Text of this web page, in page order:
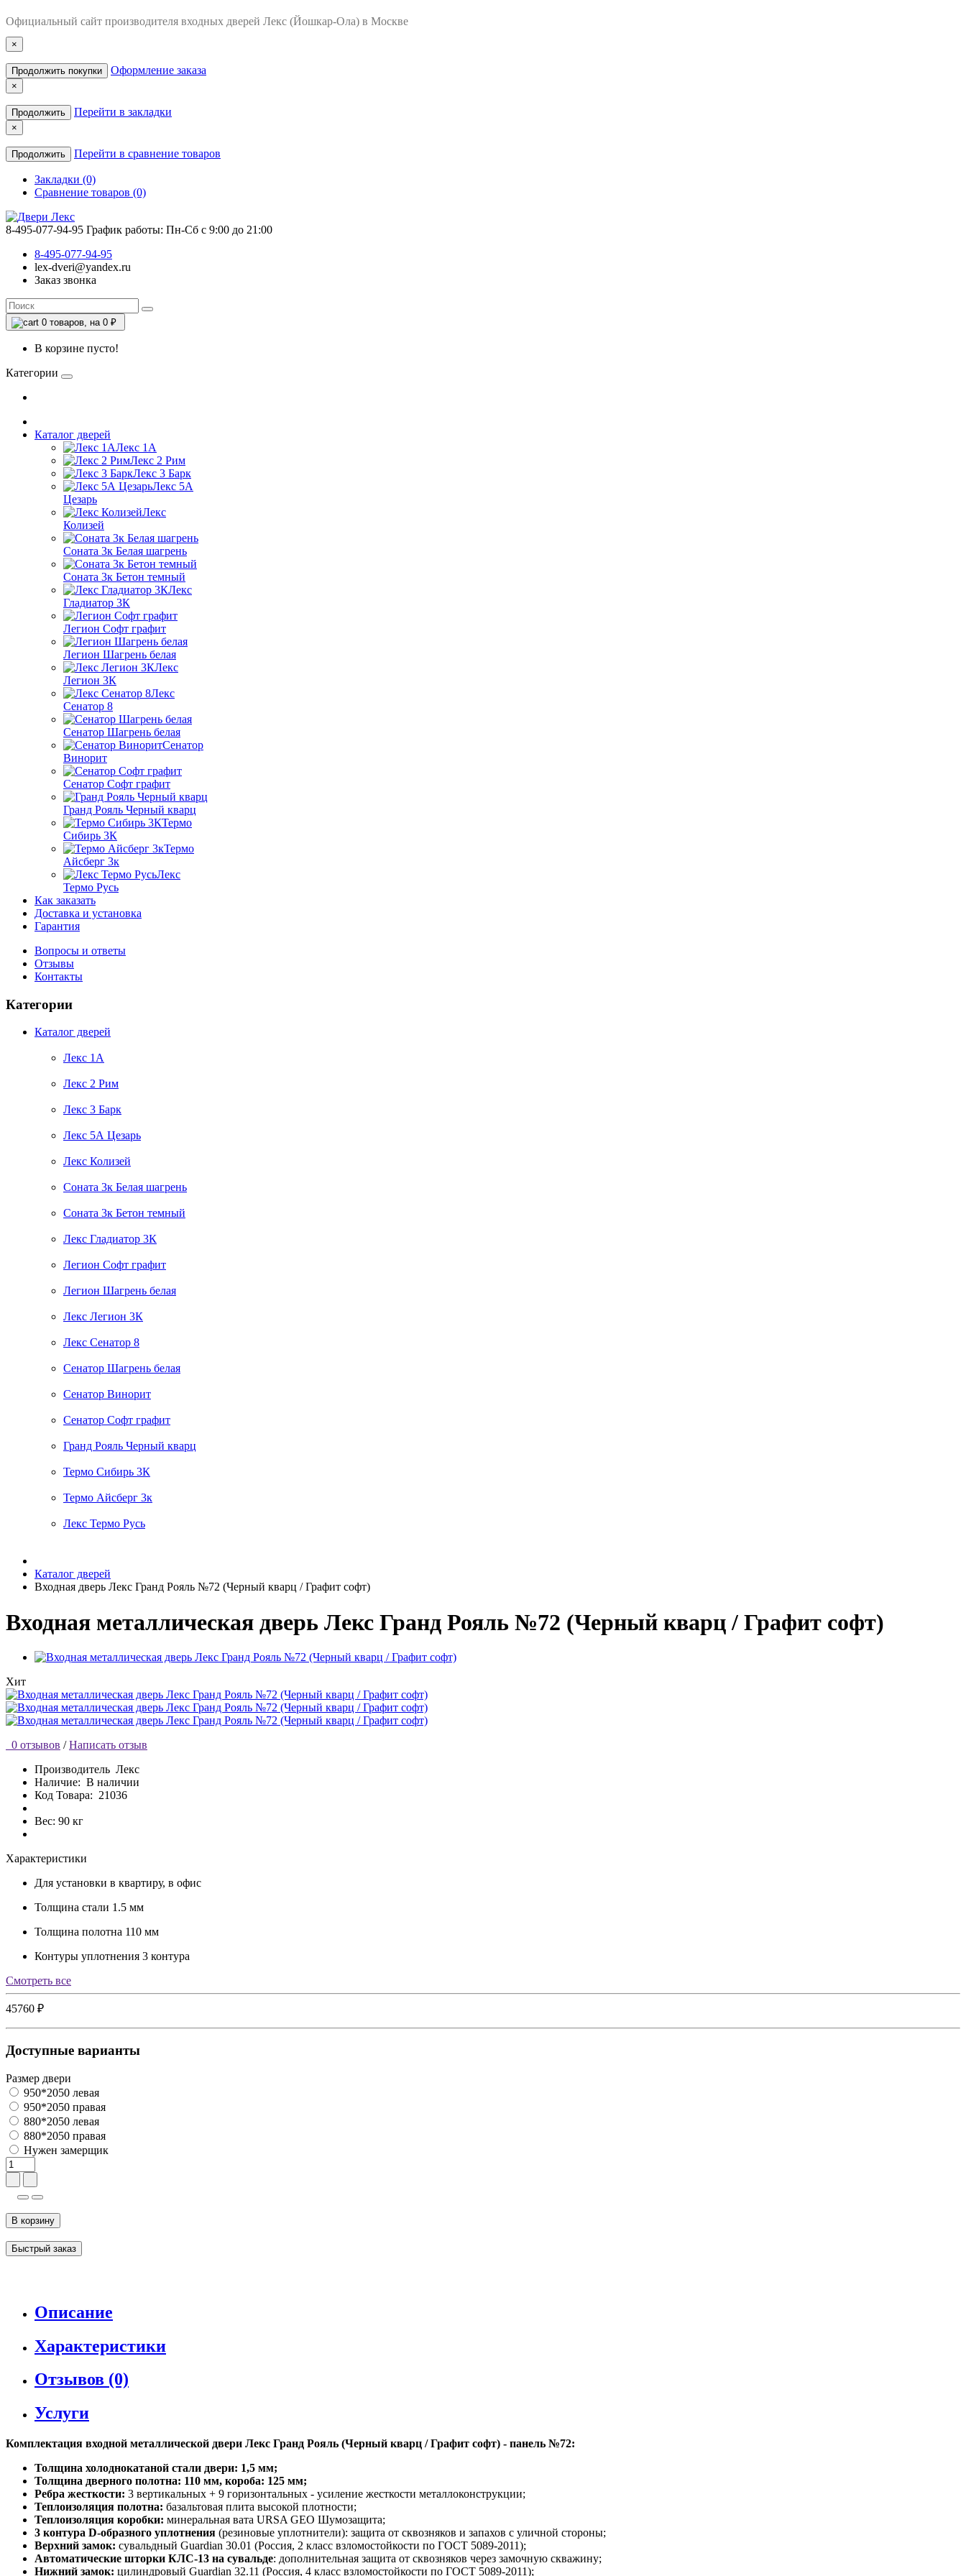
Официальный сайт производителя входных дверей Лекс (Йошкар-Ола) в Москве
×
Продолжить покупки Оформление заказа
×
Продолжить Перейти в закладки
×
Продолжить Перейти в сравнение товаров
Закладки (0)
Сравнение товаров (0)
8-495-077-94-95 График работы: Пн-Сб с 9:00 до 21:00
8-495-077-94-95
lex-dveri@yandex.ru
Заказ звонка
0 товаров, на 0 ₽
В корзине пусто!
Категории
Каталог дверей
Лекс 1А
Лекс 2 Рим
Лекс 3 Барк
Лекс 5А
Цезарь
Лекс
Колизей
Соната 3к Белая шагрень
Соната 3к Бетон темный
Лекс
Гладиатор 3К
Легион Софт графит
Легион Шагрень белая
Лекс
Легион 3К
Лекс
Сенатор 8
Сенатор Шагрень белая
Сенатор
Винорит
Сенатор Софт графит
Гранд Рояль Черный кварц
Термо
Сибирь 3К
Термо
Айсберг 3к
Лекс
Термо Русь
Как заказать
Доставка и установка
Гарантия
Вопросы и ответы
Отзывы
Контакты
Категории
Каталог дверей
Лекс 1А
Лекс 2 Рим
Лекс 3 Барк
Лекс 5А Цезарь
Лекс Колизей
Соната 3к Белая шагрень
Соната 3к Бетон темный
Лекс Гладиатор 3К
Легион Софт графит
Легион Шагрень белая
Лекс Легион 3К
Лекс Сенатор 8
Сенатор Шагрень белая
Сенатор Винорит
Сенатор Софт графит
Гранд Рояль Черный кварц
Термо Сибирь 3К
Термо Айсберг 3к
Лекс Термо Русь
Каталог дверей
Входная дверь Лекс Гранд Рояль №72 (Черный кварц / Графит софт)
Входная металлическая дверь Лекс Гранд Рояль №72 (Черный кварц / Графит софт)
Хит
0 отзывов / Написать отзыв
Производитель Лекс
Наличие: В наличии
Код Товара: 21036
Вес: 90 кг
Характеристики
Для установки в квартиру, в офис
Толщина стали 1.5 мм
Толщина полотна 110 мм
Контуры уплотнения 3 контура
Cмотреть все
45760 ₽
Доступные варианты
Размер двери
950*2050 левая
950*2050 правая
880*2050 левая
880*2050 правая
Нужен замерщик
В корзину
Быстрый заказ
Описание
Характеристики
Отзывов (0)
Услуги
Комплектация входной металлической двери Лекс Гранд Рояль (Черный кварц / Графит софт) - панель №72:
Толщина холоднокатаной стали двери: 1,5 мм;
Толщина дверного полотна: 110 мм, короба: 125 мм;
Ребра жесткости: 3 вертикальных + 9 горизонтальных - усиление жесткости металлоконструкции;
Теплоизоляция полотна: базальтовая плита высокой плотности;
Теплоизоляция коробки: минеральная вата URSA GEO Шумозащита;
3 контура D-образного уплотнения (резиновые уплотнители): защита от сквозняков и запахов с уличной стороны;
Верхний замок: сувальдный Guardian 30.01 (Россия, 2 класс взломостойкости по ГОСТ 5089-2011);
Автоматические шторки КЛС-13 на сувальде: дополнительная защита от сквозняков через замочную скважину;
Нижний замок: цилиндровый Guardian 32.11 (Россия, 4 класс взломостойкости по ГОСТ 5089-2011);